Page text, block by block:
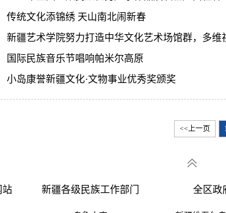
传统文化添锦绣 天山南北闹新春
新疆艺术学院努力打造中华文化艺术场馆群，多
国际民族音乐节唱响帕米尔高原
小岛康誉新疆文化·文物事业优秀奖颁奖
<<上一页
站 新疆各级民族工作部门 全区政